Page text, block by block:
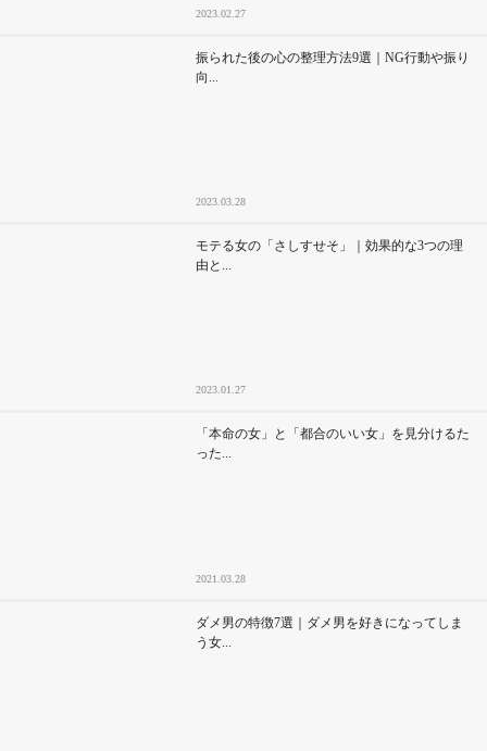
2023.02.27
振られた後の心の整理方法9選｜NG行動や振り
向...
2023.03.28
モテる女の「さしすせそ」｜効果的な3つの理
由と...
2023.01.27
「本命の女」と「都合のいい女」を見分けるた
った...
2021.03.28
ダメ男の特徴7選｜ダメ男を好きになってしま
う女...